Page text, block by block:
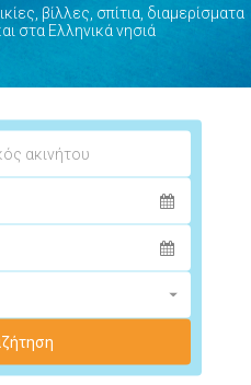
βίλλες, σπίτια, διαμερίσματα
στα Ελληνικά νησιά